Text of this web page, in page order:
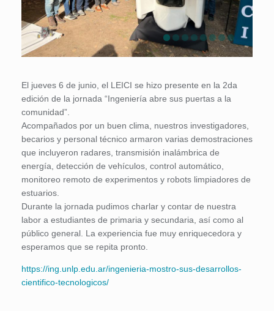
El jueves 6 de junio, el LEICI se hizo presente en la 2da
edición de la jornada “Ingeniería abre sus puertas a la
comunidad”.
Acompañados por un buen clima, nuestros investigadores,
becarios y personal técnico armaron varias demostraciones
que incluyeron radares, transmisión inalámbrica de
energía, detección de vehículos, control automático,
monitoreo remoto de experimentos y robots limpiadores de
estuarios.
Durante la jornada pudimos charlar y contar de nuestra
labor a estudiantes de primaria y secundaria, así como al
público general. La experiencia fue muy enriquecedora y
esperamos que se repita pronto.
https://ing.unlp.edu.ar/ingenieria-mostro-sus-desarrollos-
cientifico-tecnologicos/